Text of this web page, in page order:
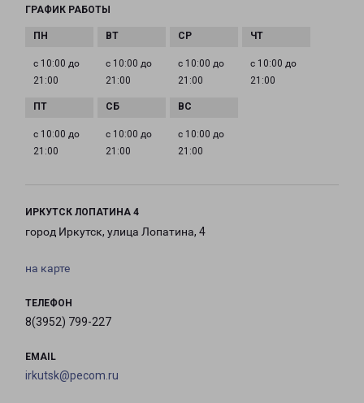
ГРАФИК РАБОТЫ
с 10:00 до
21:00
с 10:00 до
21:00
с 10:00 до
21:00
с 10:00 до
21:00
с 10:00 до
21:00
с 10:00 до
21:00
с 10:00 до
21:00
ИРКУТСК ЛОПАТИНА 4
город Иркутск, улица Лопатина, 4
на карте
ТЕЛЕФОН
8(3952) 799-227
EMAIL
irkutsk@pecom.ru